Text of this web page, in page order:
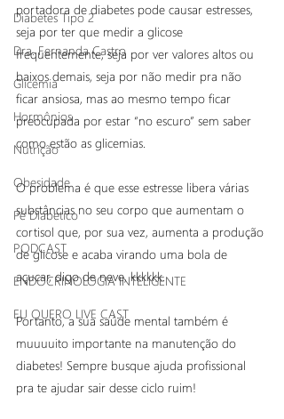
Diabetes Tipo 2
Dra. Fernanda Castro
Glicemia
Hormônios
Nutrição
Obesidade
Pé Diabetico
PODCAST
ENDOCRINOLOGIA INTELIGENTE
EU QUERO LIVE CAST
portadora de diabetes pode causar estresses,
seja por ter que medir a glicose
frequentemente, seja por ver valores altos ou
baixos demais, seja por não medir pra não
ficar ansiosa, mas ao mesmo tempo ficar
preocupada por estar “no escuro” sem saber
como estão as glicemias.
O problema é que esse estresse libera várias
substâncias no seu corpo que aumentam o
cortisol que, por sua vez, aumenta a produção
de glicose e acaba virando uma bola de
açucar, digo de neve, kkkkkk.
Portanto, a sua saúde mental também é
muuuuito importante na manutenção do
diabetes! Sempre busque ajuda profissional
pra te ajudar sair desse ciclo ruim!